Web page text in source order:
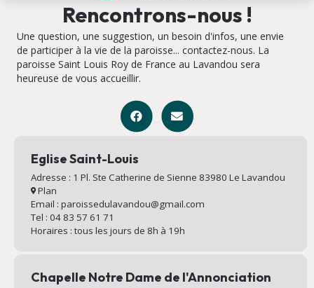
Rencontrons-nous !
Une question, une suggestion, un besoin d'infos, une envie
de participer à la vie de la paroisse... contactez-nous. La
paroisse Saint Louis Roy de France au Lavandou sera
heureuse de vous accueillir.
Eglise Saint-Louis
Adresse : 1 Pl. Ste Catherine de Sienne 83980 Le Lavandou
Plan
Email : paroissedulavandou@gmail.com
Tel : 04 83 57 61 71
Horaires : tous les jours de 8h à 19h
Chapelle Notre Dame de l'Annonciation